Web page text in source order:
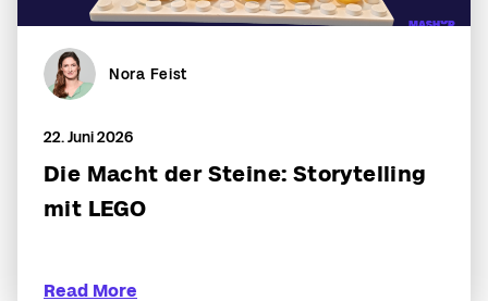
Nora Feist
22. Juni 2026
Die Macht der Steine: Storytelling
mit LEGO
Read More